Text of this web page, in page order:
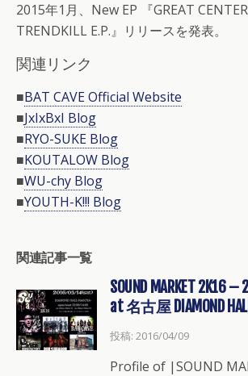
2015年1月、New EP 『GREAT
TRENDKILL E.P.』リリースを発表。
関連リンク
■BAT CAVE Official Website
■JxIxBxI Blog
■RYO-SUKE Blog
■KOUTALOW Blog
■WU-chy Blog
■YOUTH-K!!! Blog
関連記事一覧
SOUND MARKET 2K16
at 名古屋 DIAMOND
投稿: 2016/04/09
Profile of |SOUND